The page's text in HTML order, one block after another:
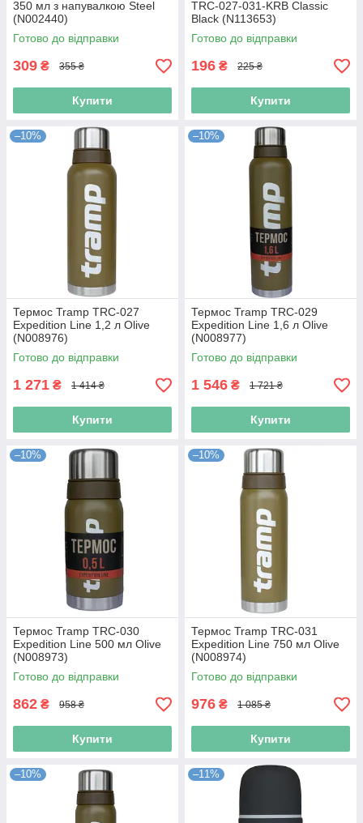
350 мл з напувалкою Steel
(N002440)
Готово до відправки
309 ₴ 355 ₴
Купити
TRC-027-031-KRB Classic
Black (N113653)
Готово до відправки
196 ₴ 225 ₴
Купити
–10%
Термос Tramp TRC-027
Expedition Line 1,2 л Olive
(N008976)
Готово до відправки
1 271 ₴ 1 414 ₴
Купити
–10%
Термос Tramp TRC-029
Expedition Line 1,6 л Olive
(N008977)
Готово до відправки
1 546 ₴ 1 721 ₴
Купити
–10%
Термос Tramp TRC-030
Expedition Line 500 мл Olive
(N008973)
Готово до відправки
862 ₴ 958 ₴
Купити
–10%
Термос Tramp TRC-031
Expedition Line 750 мл Olive
(N008974)
Готово до відправки
976 ₴ 1 085 ₴
Купити
–10% –11%